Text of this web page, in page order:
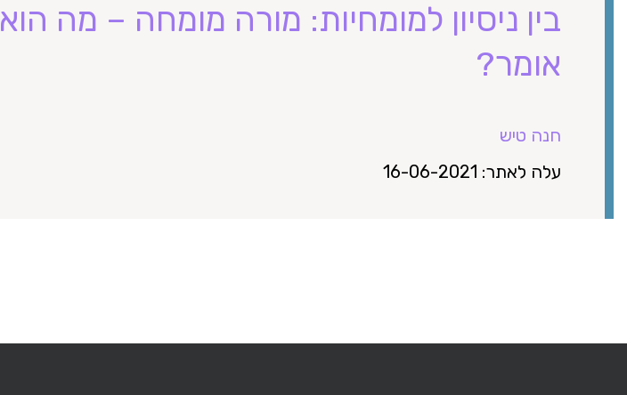
בין ניסיון למומחיות: מורה מומחה – מה הוא
אומר?
חנה טיש
עלה לאתר: 16-06-2021